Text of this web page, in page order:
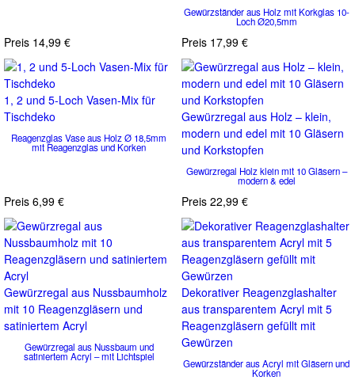
Preis 14,99 €
Gewürzständer aus Holz mit Korkglas 10-
Loch Ø20,5mm
Preis 17,99 €
1, 2 und 5-Loch Vasen-Mix für
Tischdeko
Reagenzglas Vase aus Holz Ø 18,5mm
mit Reagenzglas und Korken
Preis 6,99 €
Gewürzregal aus Holz – klein,
modern und edel mit 10 Gläsern
und Korkstopfen
Gewürzregal Holz klein mit 10 Gläsern –
modern & edel
Preis 22,99 €
Gewürzregal aus Nussbaumholz
mit 10 Reagenzgläsern und
satiniertem Acryl
Gewürzregal aus Nussbaum und
satiniertem Acryl – mit Lichtspiel
Dekorativer Reagenzglashalter
aus transparentem Acryl mit 5
Reagenzgläsern gefüllt mit
Gewürzen
Gewürzständer aus Acryl mit Gläsern und
Korken